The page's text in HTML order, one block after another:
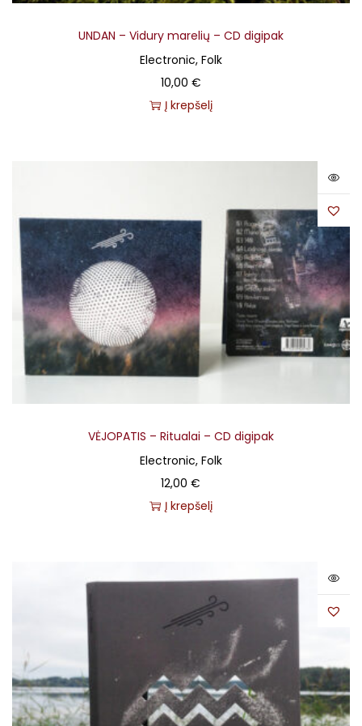
UNDAN – Vidury marelių – CD digipak
Electronic, Folk
10,00 €
Į krepšelį
VĖJOPATIS – Ritualai – CD digipak
Electronic, Folk
12,00€
Į krepšelį